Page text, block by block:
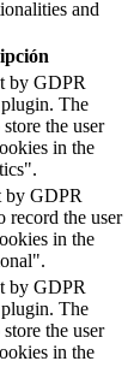
and
by GDPR
The
the user
in the
by GDPR
record the user
in the
by GDPR
The
the user
in the